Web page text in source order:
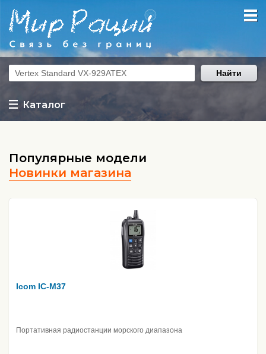
Каталог
Найти
Популярные модели
Новинки магазина
Icom IC-M37
Портативная радиостанции морского диапазона